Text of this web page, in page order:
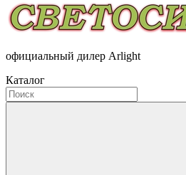
официальный дилер Arlight
Каталог